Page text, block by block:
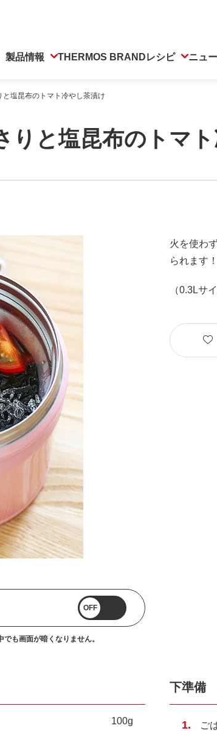
製品情報 THERMOS BRANDレシピ ニュ
と塩昆布のトマト冷やし茶漬け
りと塩昆布のトマ
火を使わ
られます！
（0.3Lサ
OFF
でも画面が暗くなりません。
100g
下準備
ご